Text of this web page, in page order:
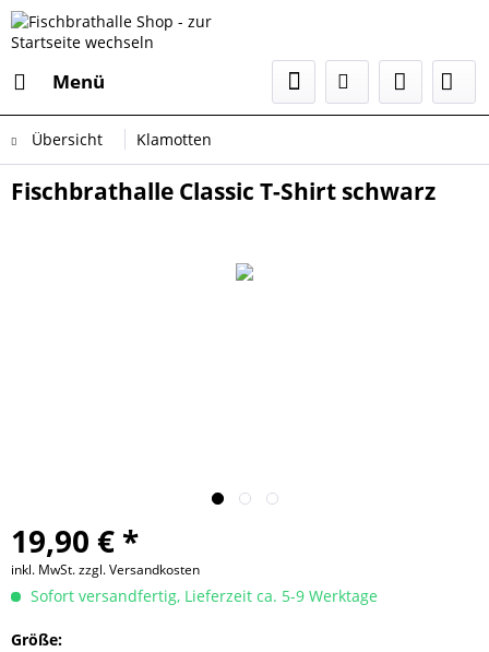
Menü
Übersicht Klamotten
Fischbrathalle Classic T-Shirt schwarz
19,90 € *
inkl. MwSt.zzgl. Versandkosten
Sofort versandfertig, Lieferzeit ca. 5-9 Werktage
Größe: